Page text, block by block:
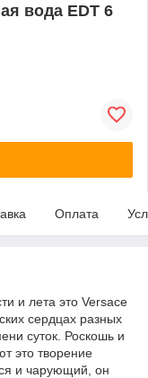
вода EDT 6
Оплата
и лета это Versace
сердцах разных
суток. Роскошь и
это творение
и чарующий, он